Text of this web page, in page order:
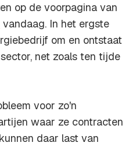
op de voorpagina van
vandaag. In het ergste
om en ontstaat
net zoals ten tijde
voor zo'n
waar ze contracten
daar last van